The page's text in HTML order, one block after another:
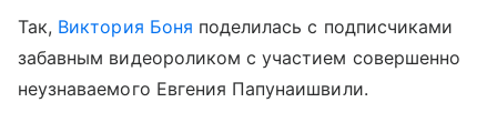
Так, Виктория Боня поделилась с подписчиками
забавным видеороликом с участием совершенно
неузнаваемого Евгения Папунаишвили.